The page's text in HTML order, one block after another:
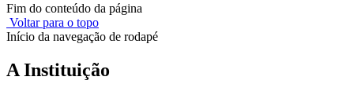
Fim do conteúdo da página
Voltar para o topo
Início da navegação de rodapé
A Instituição